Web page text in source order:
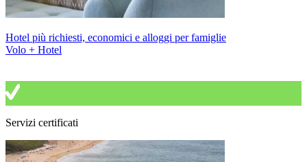
Hotel più richiesti, economici e alloggi per famiglie
Volo + Hotel
Servizi certificati